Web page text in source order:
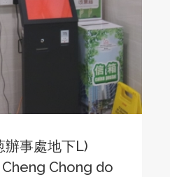
辦事處地下L)
Chong do